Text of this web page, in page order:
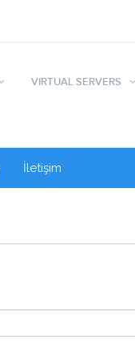
VIRTUAL SERVERS
İletişim